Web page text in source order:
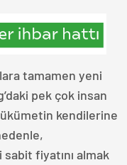
tamamen yeni
pek çok insan
kendilerine
fiyatını almak